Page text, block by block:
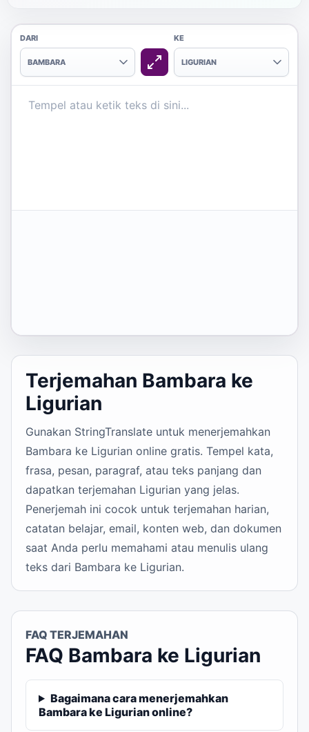
DARI
BAMBARA
KE
LIGURIAN
Terjemahan Bambara ke
Ligurian
Gunakan StringTranslate untuk menerjemahkan
Bambara ke Ligurian online gratis. Tempel kata,
frasa, pesan, paragraf, atau teks panjang dan
dapatkan terjemahan Ligurian yang jelas.
Penerjemah ini cocok untuk terjemahan harian,
catatan belajar, email, konten web, dan dokumen
saat Anda perlu memahami atau menulis ulang
teks dari Bambara ke Ligurian.
FAQ TERJEMAHAN
FAQ Bambara ke Ligurian
Bagaimana cara menerjemahkan
Bambara ke Ligurian online?